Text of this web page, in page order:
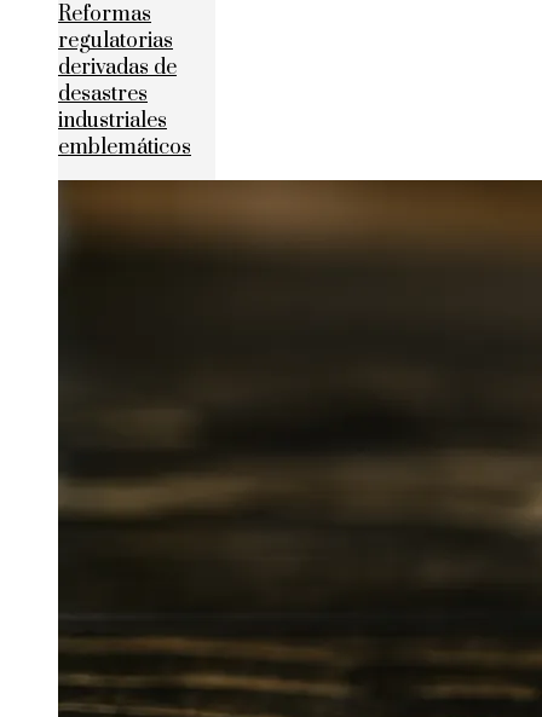
Reformas
regulatorias
derivadas de
desastres
industriales
emblemáticos